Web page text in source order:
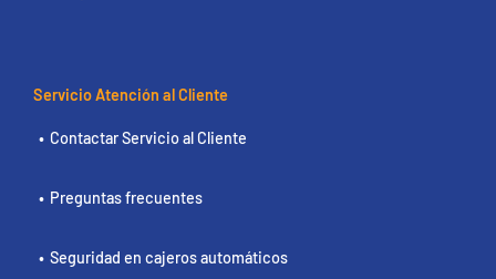
Servicio Atención al Cliente
Contactar Servicio al Cliente
Preguntas frecuentes
Seguridad en cajeros automáticos